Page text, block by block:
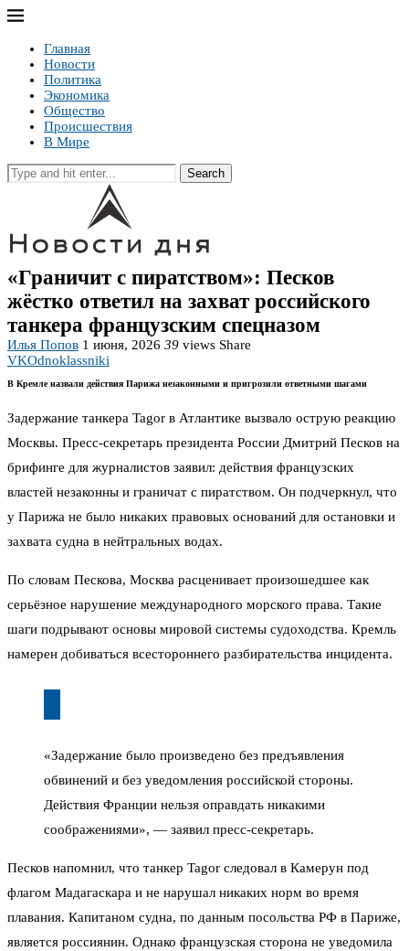
Главная
Новости
Политика
Экономика
Общество
Происшествия
В Мире
Search
«Граничит с пиратством»: Песков
жёстко ответил на захват российского
танкера французским спецназом
Илья Попов 1 июня, 2026 39 views Share
VKOdnoklassniki
В Кремле назвали действия Парижа незаконными и пригрозили ответными шагами
Задержание танкера Tagor в Атлантике вызвало острую реакцию
Москвы. Пресс-секретарь президента России Дмитрий Песков на
брифинге для журналистов заявил: действия французских
властей незаконны и граничат с пиратством. Он подчеркнул, что
у Парижа не было никаких правовых оснований для остановки и
захвата судна в нейтральных водах.
По словам Пескова, Москва расценивает произошедшее как
серьёзное нарушение международного морского права. Такие
шаги подрывают основы мировой системы судоходства. Кремль
намерен добиваться всестороннего разбирательства инцидента.
«Задержание было произведено без предъявления
обвинений и без уведомления российской стороны.
Действия Франции нельзя оправдать никакими
соображениями», — заявил пресс-секретарь.
Песков напомнил, что танкер Tagor следовал в Камерун под
флагом Мадагаскара и не нарушал никаких норм во время
плавания. Капитаном судна, по данным посольства РФ в Париже,
является россиянин. Однако французская сторона не уведомила